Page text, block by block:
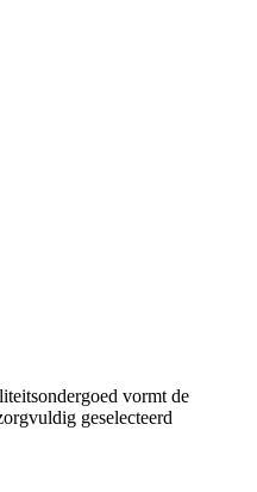
vormt de
geselecteerd